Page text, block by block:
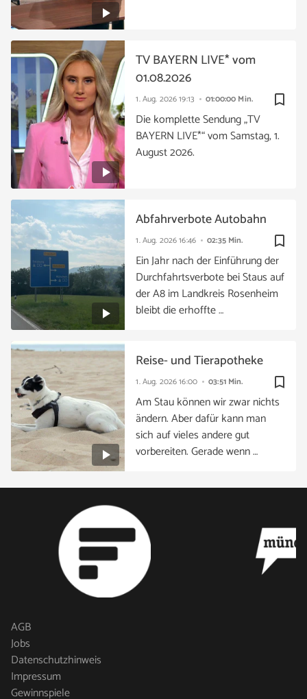
bookmark_border
1. Aug. 202619:13 01:00:00 Min.
TV BAYERN LIVE* vom
01.08.2026
Die komplette Sendung „TV
BAYERN LIVE*“ vom Samstag, 1.
August 2026.
bookmark_border
1. Aug. 202616:46 02:35 Min.
Abfahrverbote Autobahn
Ein Jahr nach der Einführung der
Durchfahrtsverbote bei Staus auf
der A8 im Landkreis Rosenheim
bleibt die erhoffte …
bookmark_border
1. Aug. 202616:00 03:51 Min.
Reise- und Tierapotheke
Am Stau können wir zwar nichts
ändern. Aber dafür kann man
sich auf vieles andere gut
vorbereiten. Gerade wenn …
AGB
Jobs
Datenschutzhinweis
Impressum
Gewinnspiele